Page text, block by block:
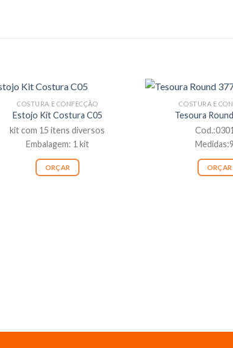
COSTURA E CONFECÇÃO
Estojo Kit Costura C05
kit com 15 itens diversos
Embalagem: 1 kit
ORÇAR
COSTURA E
Tesoura
ORÇAR